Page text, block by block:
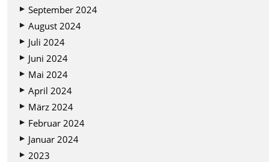
September 2024
August 2024
Juli 2024
Juni 2024
Mai 2024
April 2024
März 2024
Februar 2024
Januar 2024
2023